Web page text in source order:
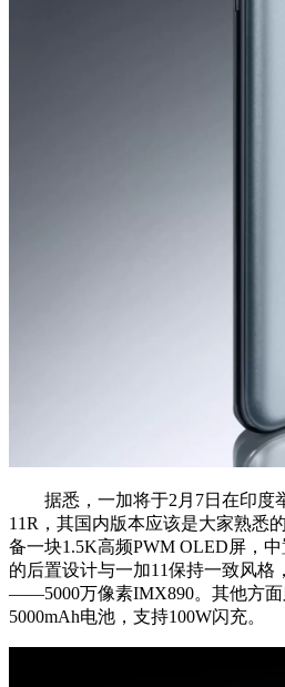
据悉，一加将于2月7日在印度
11R，其国内版本应该是大家熟悉
备一块1.5K高频PWM OLED屏，
的后置设计与一加11保持一致风格
——5000万像素IMX890。其他方面
5000mAh电池，支持100W闪充。